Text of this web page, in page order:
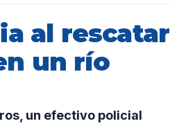
al rescatar
un río
un efectivo policial